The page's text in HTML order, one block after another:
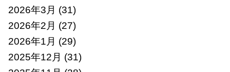
2026年3月 (31)
2026年2月 (27)
2026年1月 (29)
2025年12月 (31)